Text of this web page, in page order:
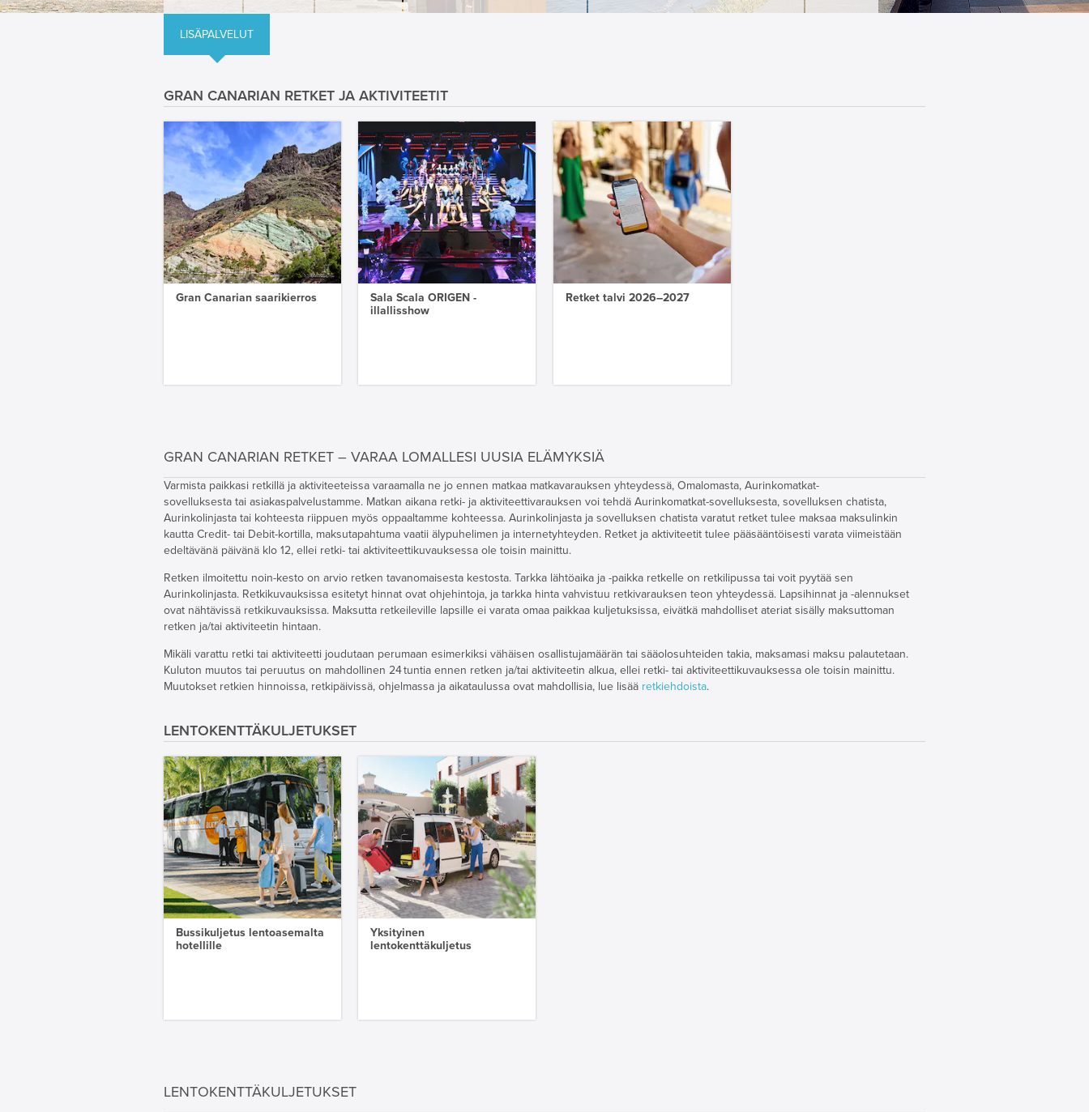
LISÄPALVELUT
GRAN CANARIAN RETKET JA AKTIVITEETIT
Gran Canarian saarikierros
Sala Scala ORIGEN -
illallisshow
Retket talvi 2026–2027
GRAN CANARIAN RETKET – VARAA LOMALLESI UUSIA ELÄMYKSIÄ
Varmista paikkasi retkillä ja aktiviteeteissa varaamalla ne jo ennen matkaa matkavarauksen yhteydessä, Omalomasta, Aurinkomatkat-
sovelluksesta tai asiakaspalvelustamme. Matkan aikana retki- ja aktiviteettivarauksen voi tehdä Aurinkomatkat-sovelluksesta, sovelluksen chatista,
Aurinkolinjasta tai kohteesta riippuen myös oppaaltamme kohteessa. Aurinkolinjasta ja sovelluksen chatista varatut retket tulee maksaa maksulinkin
kautta Credit- tai Debit-kortilla, maksutapahtuma vaatii älypuhelimen ja internetyhteyden. Retket ja aktiviteetit tulee pääsääntöisesti varata viimeistään
edeltävänä päivänä klo 12, ellei retki- tai aktiviteettikuvauksessa ole toisin mainittu.
Retken ilmoitettu noin-kesto on arvio retken tavanomaisesta kestosta. Tarkka lähtöaika ja -paikka retkelle on retkilipussa tai voit pyytää sen
Aurinkolinjasta. Retkikuvauksissa esitetyt hinnat ovat ohjehintoja, ja tarkka hinta vahvistuu retkivarauksen teon yhteydessä. Lapsihinnat ja -alennukset
ovat nähtävissä retkikuvauksissa. Maksutta retkeileville lapsille ei varata omaa paikkaa kuljetuksissa, eivätkä mahdolliset ateriat sisälly maksuttoman
retken ja/tai aktiviteetin hintaan.
Mikäli varattu retki tai aktiviteetti joudutaan perumaan esimerkiksi vähäisen osallistujamäärän tai sääolosuhteiden takia, maksamasi maksu palautetaan.
Kuluton muutos tai peruutus on mahdollinen 24 tuntia ennen retken ja/tai aktiviteetin alkua, ellei retki- tai aktiviteettikuvauksessa ole toisin mainittu.
Muutokset retkien hinnoissa, retkipäivissä, ohjelmassa ja aikataulussa ovat mahdollisia, lue lisää retkiehdoista.
LENTOKENTTÄKULJETUKSET
Bussikuljetus lentoasemalta
hotellille
Yksityinen
lentokenttäkuljetus
LENTOKENTTÄKULJETUKSET